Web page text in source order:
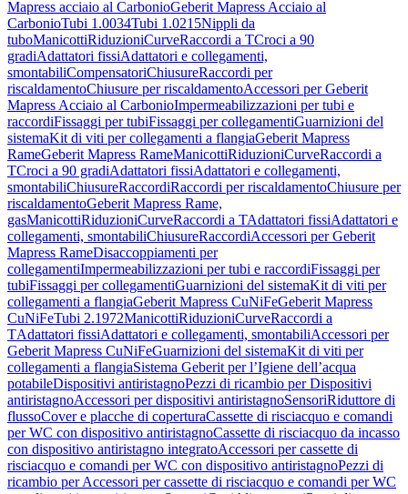
Mapress acciaio al CarbonioGeberit Mapress Acciaio al
CarbonioTubi 1.0034Tubi 1.0215Nippli da
tuboManicottiRiduzioniCurveRaccordi a TCroci a 90
gradiAdattatori fissiAdattatori e collegamenti,
smontabiliCompensatoriChiusureRaccordi per
riscaldamentoChiusure per riscaldamentoAccessori per Geberit
Mapress Acciaio al CarbonioImpermeabilizzazioni per tubi e
raccordiFissaggi per tubiFissaggi per collegamentiGuarnizioni del
sistemaKit di viti per collegamenti a flangiaGeberit Mapress
RameGeberit Mapress RameManicottiRiduzioniCurveRaccordi a
TCroci a 90 gradiAdattatori fissiAdattatori e collegamenti,
smontabiliChiusureRaccordiRaccordi per riscaldamentoChiusure per
riscaldamentoGeberit Mapress Rame,
gasManicottiRiduzioniCurveRaccordi a TAdattatori fissiAdattatori e
collegamenti, smontabiliChiusureRaccordiAccessori per Geberit
Mapress RameDisaccoppiamenti per
collegamentiImpermeabilizzazioni per tubi e raccordiFissaggi per
tubiFissaggi per collegamentiGuarnizioni del sistemaKit di viti per
collegamenti a flangiaGeberit Mapress CuNiFeGeberit Mapress
CuNiFeTubi 2.1972ManicottiRiduzioniCurveRaccordi a
TAdattatori fissiAdattatori e collegamenti, smontabiliAccessori per
Geberit Mapress CuNiFeGuarnizioni del sistemaKit di viti per
collegamenti a flangiaSistema Geberit per l’Igiene dell’acqua
potabileDispositivi antiristagnoPezzi di ricambio per Dispositivi
antiristagnoAccessori per dispositivi antiristagnoSensoriRiduttore di
flussoCover e placche di coperturaCassette di risciacquo e comandi
per WC con dispositivo antiristagnoCassette di risciacquo da incasso
con dispositivo antiristagno integratoAccessori per cassette di
risciacquo e comandi per WC con dispositivo antiristagnoPezzi di
ricambio per Accessori per cassette di risciacquo e comandi per WC